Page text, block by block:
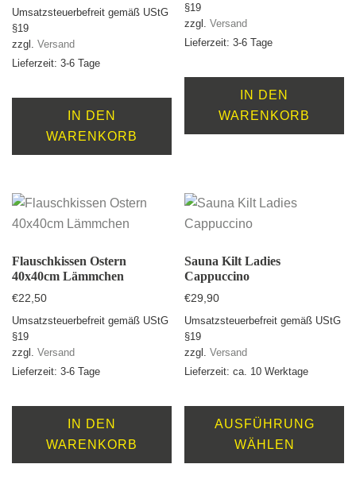
Umsatzsteuerbefreit gemäß UStG
§19
zzgl. Versand
Lieferzeit: 3-6 Tage
IN DEN
WARENKORB
§19
zzgl.Versand
Lieferzeit: 3-6 Tage
IN DEN
WARENKORB
Flauschkissen Ostern
40x40cm Lämmchen
€22,50
Umsatzsteuerbefreit gemäß UStG
§19
zzgl. Versand
Lieferzeit: 3-6 Tage
IN DEN
WARENKORB
Sauna Kilt Ladies
Cappuccino
€29,90
Umsatzsteuerbefreit gemäß UStG
§19
zzgl.Versand
Lieferzeit: ca. 10 Werktage
AUSFÜHRUNG
WÄHLEN